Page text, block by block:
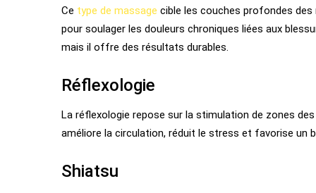
Ce type de massage cible les couches profondes
pour soulager les douleurs chroniques liées aux
mais il offre des résultats durables.
Réflexologie
La réflexologie repose sur la stimulation de zones
améliore la circulation, réduit le stress et favorise un
Shiatsu